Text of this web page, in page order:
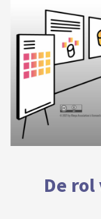
De rol